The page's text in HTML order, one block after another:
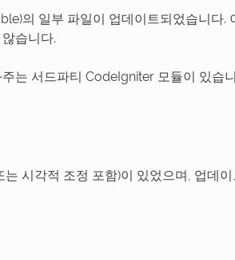
의 일부 파일이 업데이트되었습니다.
습니다.
는 서드파티 CodeIgniter 모듈이 있습
시각적 조정 포함)이 있었으며, 업데